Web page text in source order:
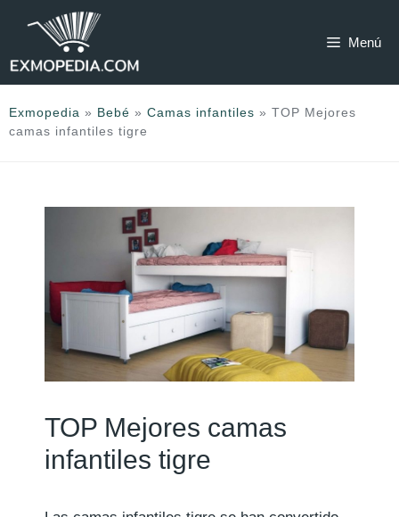
Menú
Exmopedia » Bebé » Camas infantiles » TOP Mejores
camas infantiles tigre
TOP Mejores camas
infantiles tigre